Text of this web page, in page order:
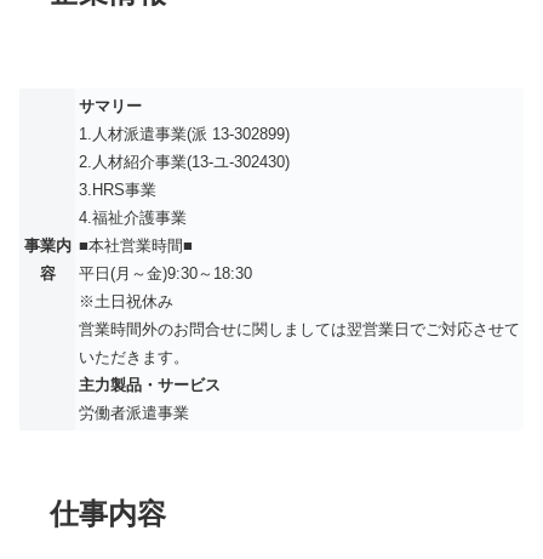
事業内
容
サマリー
1.人材派遣事業(派 13-302899)
2.人材紹介事業(13-ユ-302430)
3.HRS事業
4.福祉介護事業
■本社営業時間■
平日(月～金)9:30～18:30
※土日祝休み
営業時間外のお問合せに関しましては翌営業日でご対応させて
いただきます。
主力製品・サービス
労働者派遣事業
仕事内容